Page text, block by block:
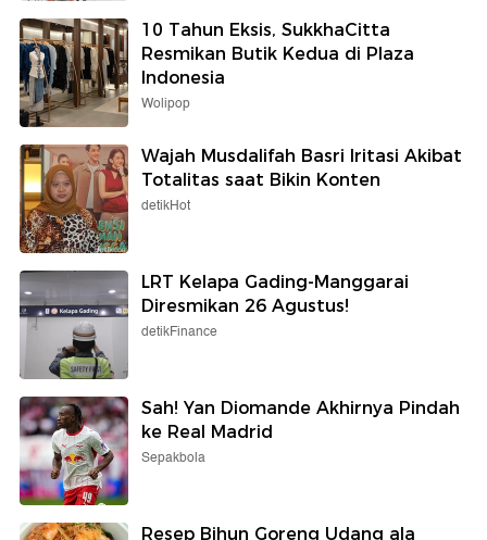
10 Tahun Eksis, SukkhaCitta
Resmikan Butik Kedua di Plaza
Indonesia
Wolipop
Wajah Musdalifah Basri Iritasi Akibat
Totalitas saat Bikin Konten
detikHot
LRT Kelapa Gading-Manggarai
Diresmikan 26 Agustus!
detikFinance
Sah! Yan Diomande Akhirnya Pindah
ke Real Madrid
Sepakbola
Resep Bihun Goreng Udang ala